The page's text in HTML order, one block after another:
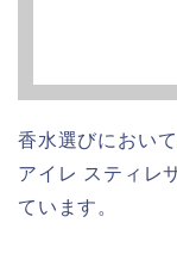
香水選びにおい
アイレ スティレ
ています。